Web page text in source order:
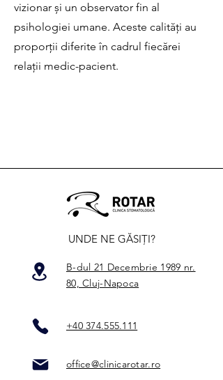
vizionar și un observator fin al
psihologiei umane. Aceste calități au
proporții diferite în cadrul fiecărei
relații medic-pacient.
UNDE NE GĂSIȚI?
B-dul 21 Decembrie 1989 nr.
80, Cluj-Napoca
+40 374.555.111
office@clinicarotar.ro